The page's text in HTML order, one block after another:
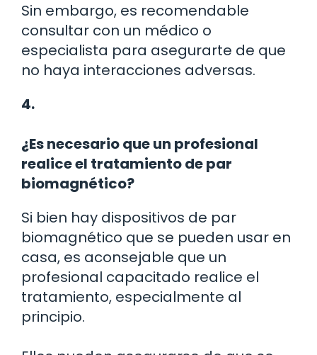
Sin embargo, es recomendable
consultar con un médico o
especialista para asegurarte de que
no haya interacciones adversas.
4.
¿Es necesario que un profesional
realice el tratamiento de par
biomagnético?
Si bien hay dispositivos de par
biomagnético que se pueden usar en
casa, es aconsejable que un
profesional capacitado realice el
tratamiento, especialmente al
principio.